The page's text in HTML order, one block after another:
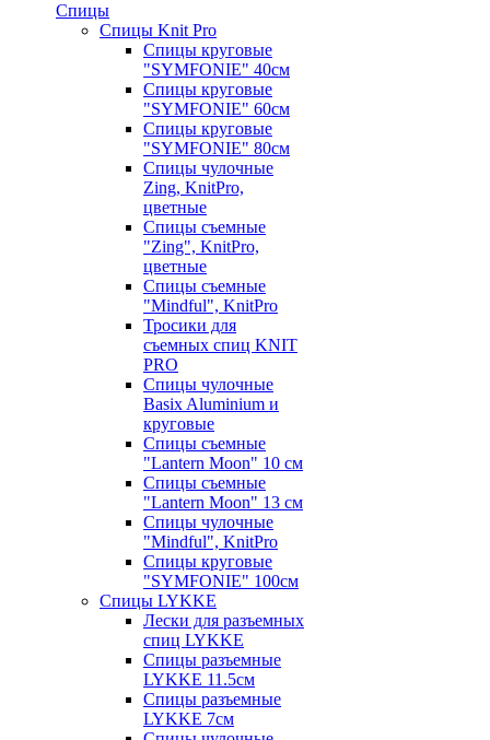
Спицы
Спицы Knit Pro
Спицы круговые
"SYMFONIE" 40см
Спицы круговые
"SYMFONIE" 60см
Спицы круговые
"SYMFONIE" 80см
Спицы чулочные
Zing, KnitPro,
цветные
Спицы съемные
"Zing", KnitPro,
цветные
Спицы съемные
"Mindful", KnitPro
Тросики для
съемных спиц KNIT
PRO
Спицы чулочные
Basix Aluminium и
круговые
Спицы съемные
"Lantern Moon" 10 см
Спицы съемные
"Lantern Moon" 13 см
Спицы чулочные
"Mindful", KnitPro
Спицы круговые
"SYMFONIE" 100см
Спицы LYKKE
Лески для разъемных
спиц LYKKE
Спицы разъемные
LYKKE 11.5см
Спицы разъемные
LYKKE 7см